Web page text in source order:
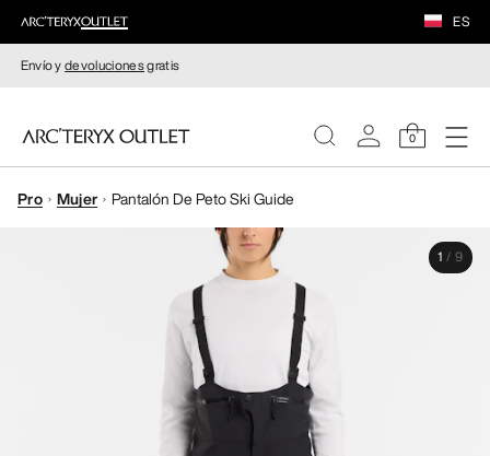
ES
Envío ydevolucionesgratis
0
MUJERE
Pro Mujer Pantalón De Peto Ski Guide
1 / 9